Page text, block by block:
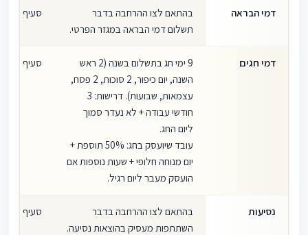
דמי הבראה
בהתאם לצו ההרחבה בדבר
תשלום דמי הבראה במגזר הפרטי.
סעיף 15
דמי חגים
9 ימי חג בתשלום בשנה (2 ראש
השנה, יום כיפור, 2 סוכות, 2 פסח,
עצמאות, שבועות). דרישות: 3
חודשי עבודה + לא נעדר סמוך
ליום החג.
עובד שיועסק בחג: 50% תוספת +
יום מנוחה חלופי + שעות נוספות אם
הועסק מעבר ליום רגיל.
סעיף 16
נסיעות
בהתאם לצו ההרחבה בדבר
השתתפות מעסיק בהוצאות נסיעה.
סעיף 17